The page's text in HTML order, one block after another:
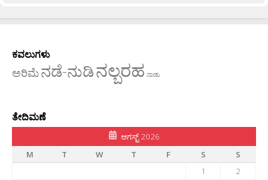
ಕವಲುಗಳು
ಅರಿಮೆನಡೆ-ನುಡಿನಲ್ಬರಹ ನಾಡು
ತೇದಿಮಣೆ
ಆಗಸ್ಟ್ 2026
M
T W T F S
S
1
2